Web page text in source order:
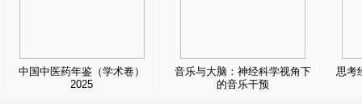
中国中医药年鉴（学术卷）
2025
音乐与大脑：神经科学视角下
的音乐干预
思考